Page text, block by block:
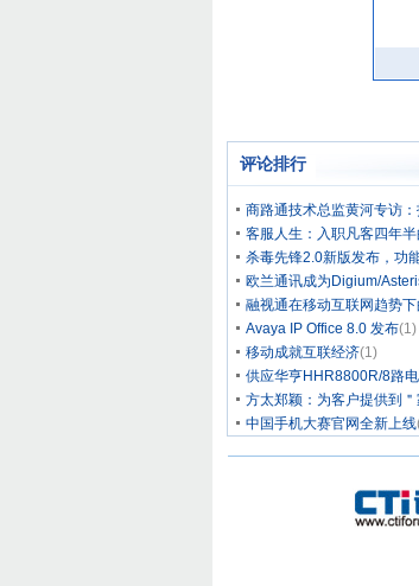
评论排行
商路通技术总监黄河专访
客服人生：入职凡客四年半
杀毒先锋2.0新版发布，功
欧兰通讯成为Digium/
融视通在移动互联网趋势
Avaya IP Office 8.0 发布(1)
移动成就互联经济(1)
供应华亨HHR8800R/8路
方太郑颖：为客户提供到
中国手机大赛官网全新上线